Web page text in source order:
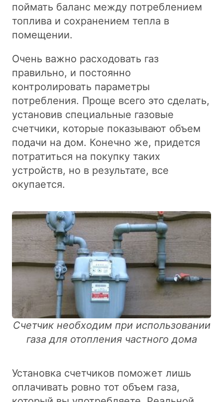
поймать баланс между потреблением
топлива и сохранением тепла в
помещении.
Очень важно расходовать газ
правильно, и постоянно
контролировать параметры
потребления. Проще всего это сделать,
установив специальные газовые
счетчики, которые показывают объем
подачи на дом. Конечно же, придется
потратиться на покупку таких
устройств, но в результате, все
окупается.
Счетчик необходим при использовании
газа для отопления частного дома
Установка счетчиков поможет лишь
оплачивать ровно тот объем газа,